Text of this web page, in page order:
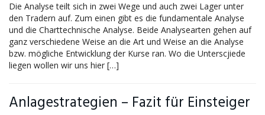
Die Analyse teilt sich in zwei Wege und auch zwei Lager unter
den Tradern auf. Zum einen gibt es die fundamentale Analyse
und die Charttechnische Analyse. Beide Analysearten gehen auf
ganz verschiedene Weise an die Art und Weise an die Analyse
bzw. mögliche Entwicklung der Kurse ran. Wo die Unterscjiede
liegen wollen wir uns hier […]
Anlagestrategien – Fazit für Einsteiger